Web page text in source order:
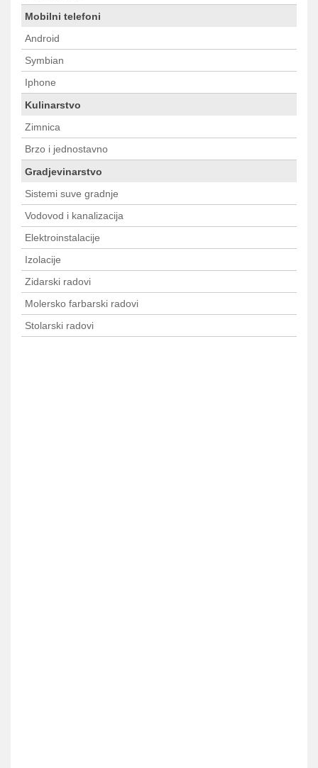
Mobilni telefoni
Android
Symbian
Iphone
Kulinarstvo
Zimnica
Brzo i jednostavno
Gradjevinarstvo
Sistemi suve gradnje
Vodovod i kanalizacija
Elektroinstalacije
Izolacije
Zidarski radovi
Molersko farbarski radovi
Stolarski radovi